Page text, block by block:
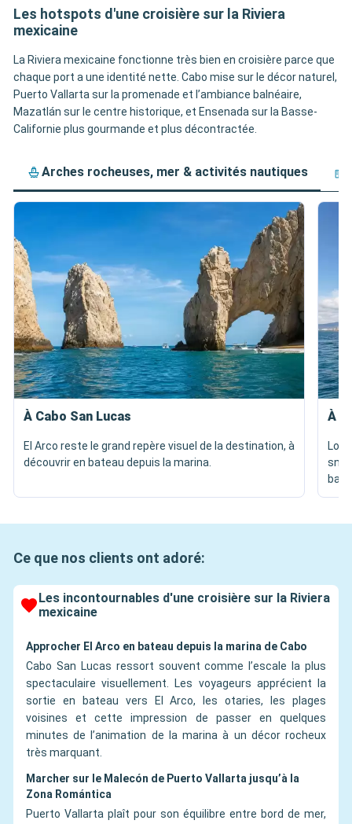
Les hotspots d'une croisière sur la Riviera
mexicaine
La Riviera mexicaine fonctionne très bien en croisière parce que
chaque port a une identité nette. Cabo mise sur le décor naturel,
Puerto Vallarta sur la promenade et l’ambiance balnéaire,
Mazatlán sur le centre historique, et Ensenada sur la Basse-
Californie plus gourmande et plus décontractée.
Arches rocheuses, mer & activités nautiques
À Cabo San Lucas
El Arco reste le grand repère visuel de la destination, à
découvrir en bateau depuis la marina.
À
Los
baie.
Ce que nos clients ont adoré:
Les incontournables d'une croisière sur la Riviera
mexicaine
Approcher El Arco en bateau depuis la marina de Cabo
Cabo San Lucas ressort souvent comme l’escale la plus
spectaculaire visuellement. Les voyageurs apprécient la
sortie en bateau vers El Arco, les otaries, les plages
voisines et cette impression de passer en quelques
minutes de l’animation de la marina à un décor rocheux
très marquant.
Marcher sur le Malecón de Puerto Vallarta jusqu’à la
Zona Romántica
Puerto Vallarta plaît pour son équilibre entre bord de mer,